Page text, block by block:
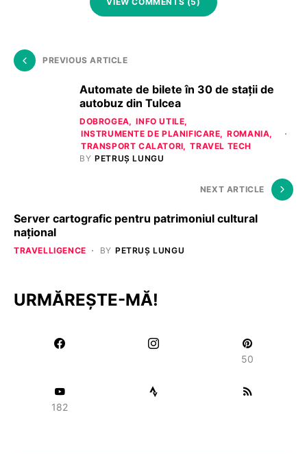
PREVIOUS ARTICLE
Automate de bilete în 30 de stații de
autobuz din Tulcea
DOBROGEA
INFO UTILE
INSTRUMENTE DE PLANIFICARE
ROMANIA
TRANSPORT CALATORI
TRAVEL TECH
BY PETRUȘ LUNGU
NEXT ARTICLE
Server cartografic pentru patrimoniul cultural
naţional
TRAVELLIGENCE BY PETRUȘ LUNGU
URMĂREȘTE-MĂ!
50
182